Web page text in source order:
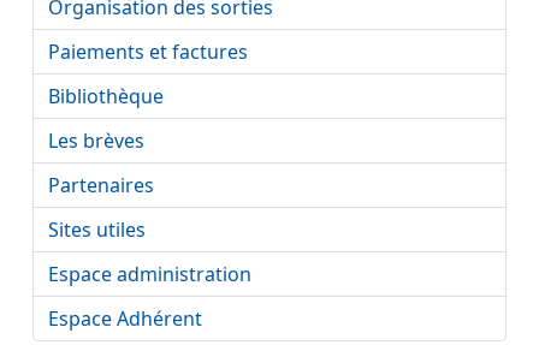
Organisation des sorties
Paiements et factures
Bibliothèque
Les brèves
Partenaires
Sites utiles
Espace administration
Espace Adhérent